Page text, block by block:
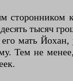
сторонником
десять тысяч
мать
Тем не